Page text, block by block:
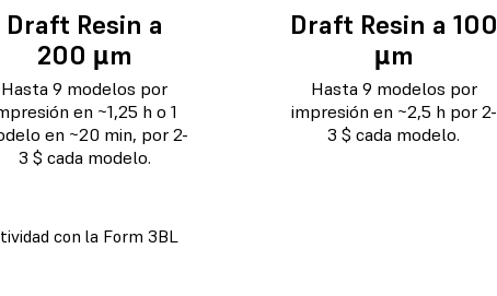
Draft Resin a
200 µm
Hasta 9 modelos por
en ~1,25 h o 1
en ~20 min, por 2-
3 $ cada modelo.
Draft Resin a 100
µm
Hasta 9 modelos por
impresión en ~2,5 h por 2-
3 $ cada modelo.
con la Form 3BL